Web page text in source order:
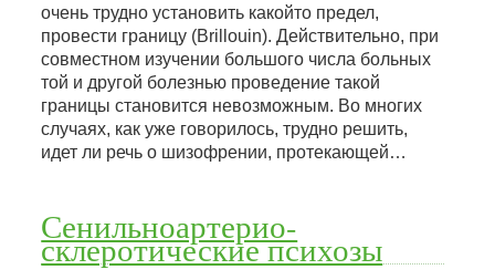
очень трудно установить какойто предел,
провести границу (Brillouin). Действительно, при
совместном изучении большого числа больных
той и другой болезнью проведение такой
границы становится невозможным. Во многих
случаях, как уже говорилось, трудно решить,
идет ли речь о шизофрении, протекающей…
Сенильноартерио-
склеротические психозы